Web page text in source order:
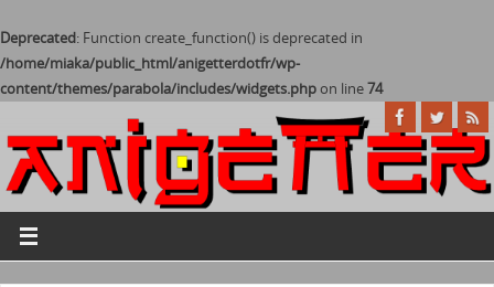
Deprecated: Function create_function() is deprecated in
/home/miaka/public_html/anigetterdotfr/wp-
content/themes/parabola/includes/widgets.phpon line74